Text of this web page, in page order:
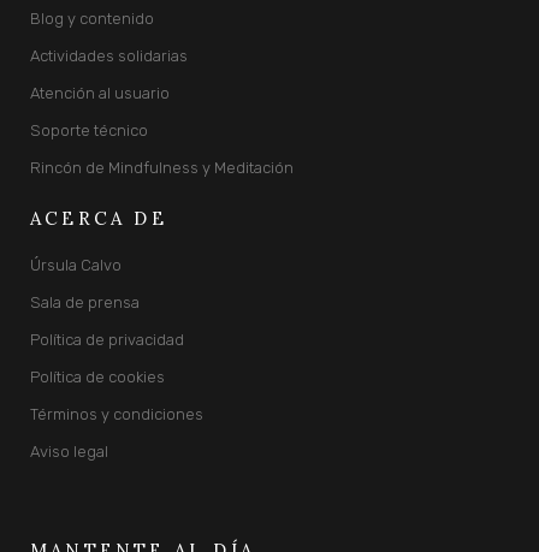
Blog y contenido
Actividades solidarias
Atención al usuario
Soporte técnico
Rincón de Mindfulness y Meditación
ACERCA DE
Úrsula Calvo
Sala de prensa
Política de privacidad
Política de cookies
Términos y condiciones
Aviso legal